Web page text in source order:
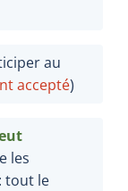
au
accepté)
les
tout le